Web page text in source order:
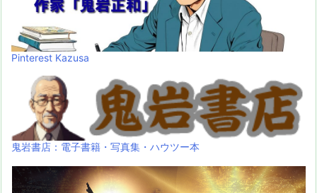
Pinterest Kazusa
鬼岩書店：電子書籍・写真集・ハウツー本